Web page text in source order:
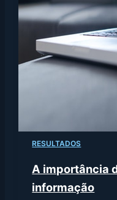
RESULTADOS
A importância
informação